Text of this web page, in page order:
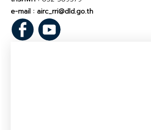
e-mail : airc_rri@dld.go.th